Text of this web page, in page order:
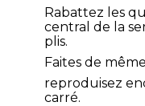
Rabattez les
central de la
plis.
Faites de
reproduisez
carré.